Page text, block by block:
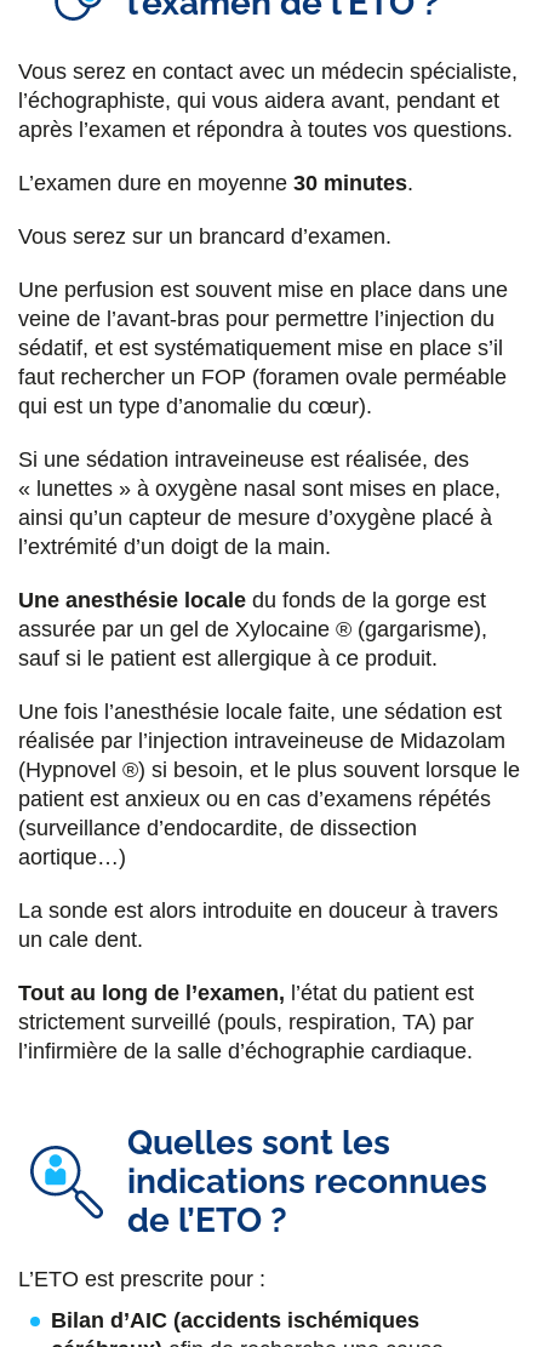
Vous serez en contact avec un médecin spécialiste,
l’échographiste, qui vous aidera avant, pendant et
après l’examen et répondra à toutes vos questions.
L’examen dure en moyenne 30 minutes.
Vous serez sur un brancard d’examen.
Une perfusion est souvent mise en place dans une
veine de l’avant-bras pour permettre l’injection du
sédatif, et est systématiquement mise en place s’il
faut rechercher un FOP (foramen ovale perméable
qui est un type d’anomalie du cœur).
Si une sédation intraveineuse est réalisée, des
« lunettes » à oxygène nasal sont mises en place,
ainsi qu’un capteur de mesure d’oxygène placé à
l’extrémité d’un doigt de la main.
Une anesthésie locale du fonds de la gorge est
assurée par un gel de Xylocaine ® (gargarisme),
sauf si le patient est allergique à ce produit.
Une fois l’anesthésie locale faite, une sédation est
réalisée par l’injection intraveineuse de Midazolam
(Hypnovel ®) si besoin, et le plus souvent lorsque le
patient est anxieux ou en cas d’examens répétés
(surveillance d’endocardite, de dissection
aortique…)
La sonde est alors introduite en douceur à travers
un cale dent.
Tout au long de l’examen, l’état du patient est
strictement surveillé (pouls, respiration, TA) par
l’infirmière de la salle d’échographie cardiaque.
Quelles sont les
indications reconnues
de l’ETO ?
L’ETO est prescrite pour :
Bilan d’AIC (accidents ischémiques